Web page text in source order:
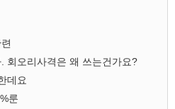
회오리사격은 왜 쓰는건가요?
데요
룬